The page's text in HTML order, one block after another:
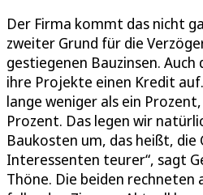
Der Firma kommt das nicht
zweiter Grund für die
gestiegenen Bauzinsen.
ihre Projekte einen Kredit
lange weniger als ein
Prozent. Das legen wir
Baukosten um, das heißt,
Interessenten teurer“, sagt
Thöne. Die beiden rechneten